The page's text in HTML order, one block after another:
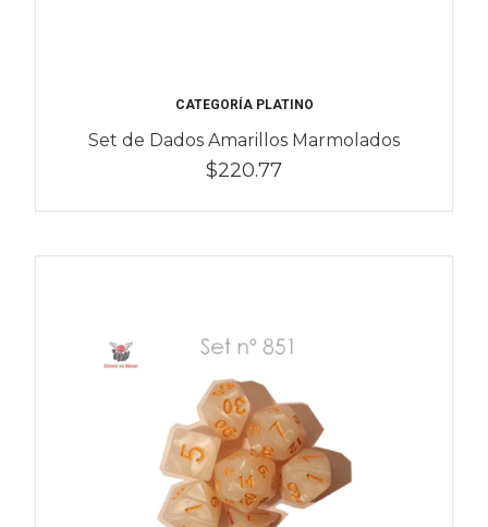
CATEGORÍA PLATINO
Set de Dados Amarillos Marmolados
$220.77